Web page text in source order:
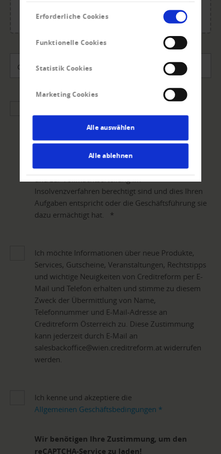
Erforderliche Cookies
Funktionelle Cookies
Statistik Cookies
Marketing Cookies
Alle auswählen
Alle ablehnen
Maximale Gesamtgröße: 20 MB.
Gutschein-Code
die Beauftragung zur Anmeldung der Forderung
und zur Vertretung im Insolvenzverfahren. Sie
geben damit auch bekannt, dass Sie von Ihrem
Unternehmen zur Erteilung des Auftrages an uns
und zur Vollmachtserteilung im
Insolvenzverfahren berechtigt sind und dies Ihren
Aufgaben entspricht oder die Geschäftsführung sie
dazu ermächtigt hat. *
Ich möchte Informationen über neue Produkte,
Services, Gutscheine, Veranstaltungen, Rechtstipps
und wichtige Neuigkeiten von Creditreform per E-
Mail und Telefon erhalten und stimme zu diesem
Zweck der Übermittlung von Name,
Telefonnummer und E-Mail-Adresse an
Creditreform Österreich zu. Diese Zustimmung
kann jederzeit durch E-Mail an
salesbackoffice@wien.creditreform.at widerrufen
werden.
Ich kenne und akzeptiere die
Allgemeinen Geschäftsbedingungen *
Wir benötigen Ihre Zustimmung, um den
reCAPTCHA-Service zu laden!